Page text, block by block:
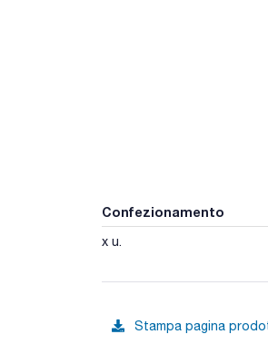
Confezionamento
x u.
Stampa pagina